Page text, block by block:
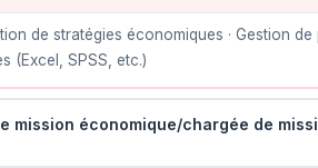
de stratégies économiques · Gestion
(Excel, SPSS, etc.)
mission économique/chargée de